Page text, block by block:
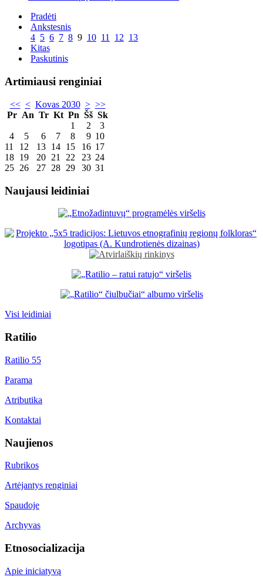
Pradėti
Ankstesnis
4 5 6 7 8 9 10 11 12 13
Kitas
Paskutinis
Artimiausi renginiai
<< < Kovas 2030 > >>
Pr An Tr Kt Pn Šš Sk
1
2
3
4
5 6 7 8 9 10
11
12 13 14 15 16 17
18 19 20 21 22 23 24
25 26 27 28 29 30 31
Naujausi leidiniai
Visi leidiniai
Ratilio
Ratilio 55
Parama
Atributika
Kontaktai
Naujienos
Rubrikos
Artėjantys renginiai
Spaudoje
Archyvas
Etnosocializacija
Apie iniciatyvą